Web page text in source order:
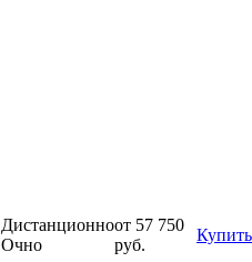
Дистанционно
Очно
от 57 750
руб.
Купить